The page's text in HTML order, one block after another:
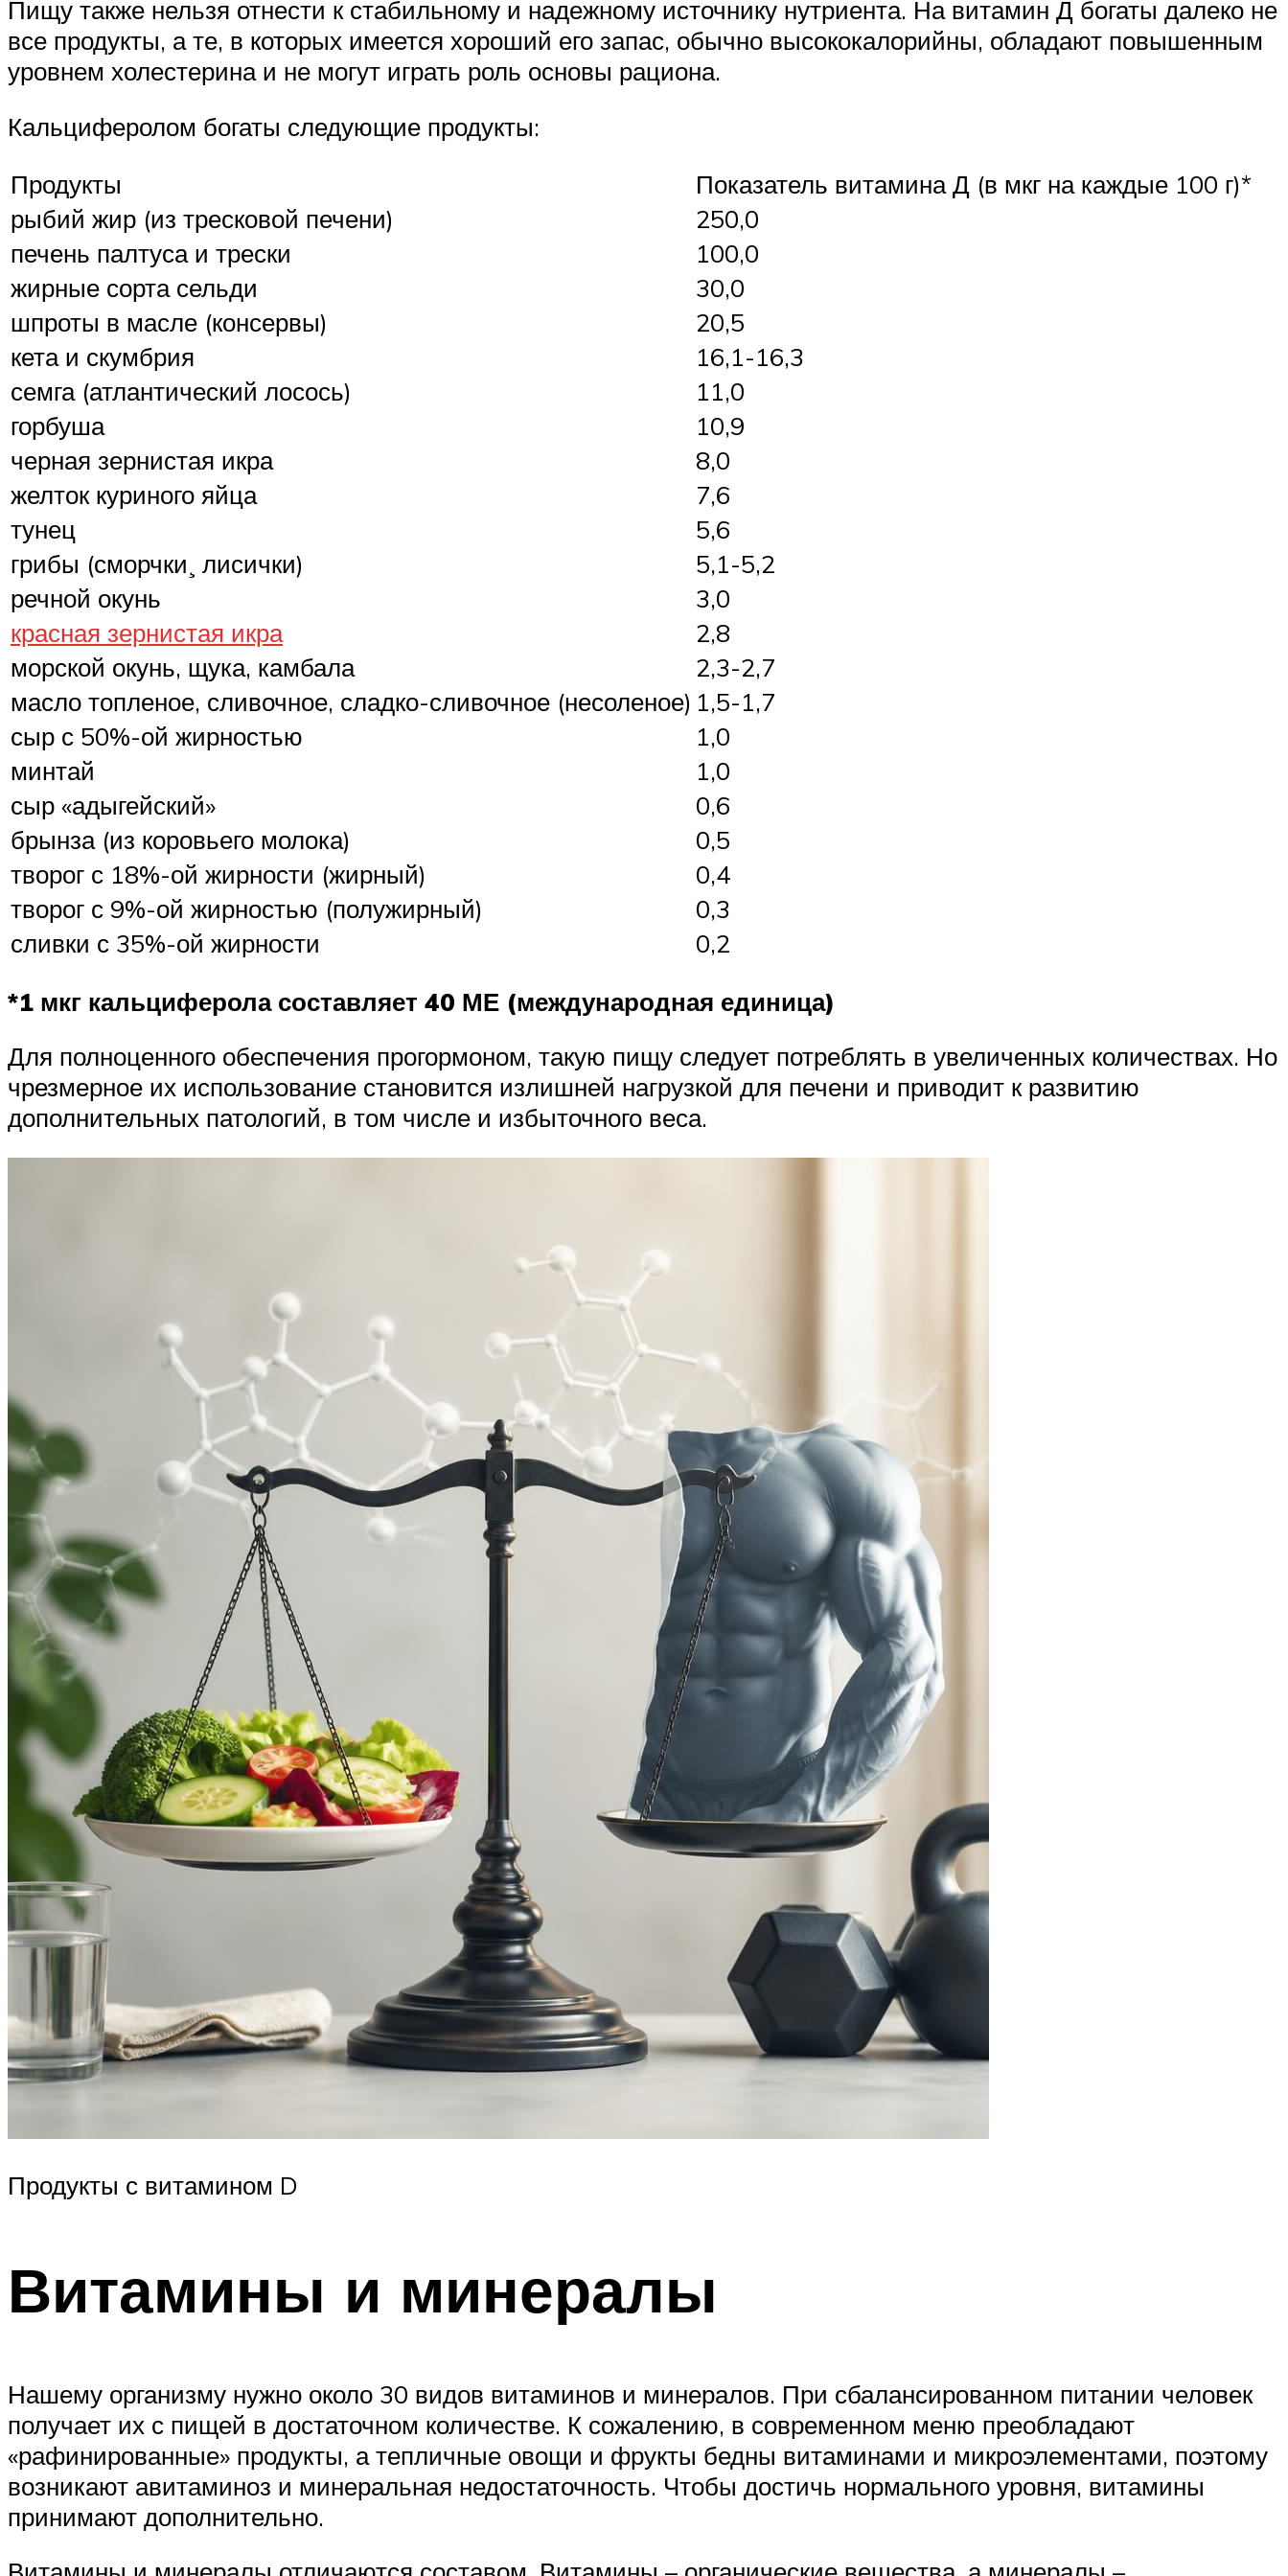
Пищу также нельзя отнести к стабильному и надежному источнику нутриента. На витамин Д богаты далеко не
все продукты, а те, в которых имеется хороший его запас, обычно высококалорийны, обладают повышенным
уровнем холестерина и не могут играть роль основы рациона.
Кальциферолом богаты следующие продукты:
Продукты
Показатель витамина Д (в мкг на каждые 100 г)*
рыбий жир (из тресковой печени)
250,0
печень палтуса и трески
100,0
жирные сорта сельди
30,0
шпроты в масле (консервы)
20,5
кета и скумбрия
16,1-16,3
семга (атлантический лосось)
11,0
горбуша
10,9
черная зернистая икра
8,0
желток куриного яйца
7,6
тунец
5,6
грибы (сморчки¸ лисички)
5,1-5,2
речной окунь
3,0
красная зернистая икра
2,8
морской окунь, щука, камбала
2,3-2,7
масло топленое, сливочное, сладко-сливочное (несоленое) 1,5-1,7
сыр с 50%-ой жирностью
1,0
минтай
1,0
сыр «адыгейский»
0,6
брынза (из коровьего молока)
0,5
творог с 18%-ой жирности (жирный)
0,4
творог с 9%-ой жирностью (полужирный)
0,3
сливки с 35%-ой жирности
0,2
*1 мкг кальциферола составляет 40 МЕ (международная единица)
Для полноценного обеспечения прогормоном, такую пищу следует потреблять в увеличенных количествах. Но
чрезмерное их использование становится излишней нагрузкой для печени и приводит к развитию
дополнительных патологий, в том числе и избыточного веса.
Продукты с витамином D
Витамины и минералы
Нашему организму нужно около 30 видов витаминов и минералов. При сбалансированном питании человек
получает их с пищей в достаточном количестве. К сожалению, в современном меню преобладают
«рафинированные» продукты, а тепличные овощи и фрукты бедны витаминами и микроэлементами, поэтому
возникают авитаминоз и минеральная недостаточность. Чтобы достичь нормального уровня, витамины
принимают дополнительно.